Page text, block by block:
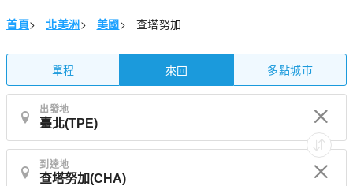
首頁> 北美洲> 美國> 查塔努加
單程 來回 多點城市
出發地
到達地